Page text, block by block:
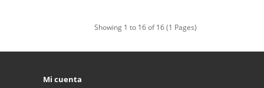
Showing 1 to 16 of 16 (1 Pages)
Mi cuenta